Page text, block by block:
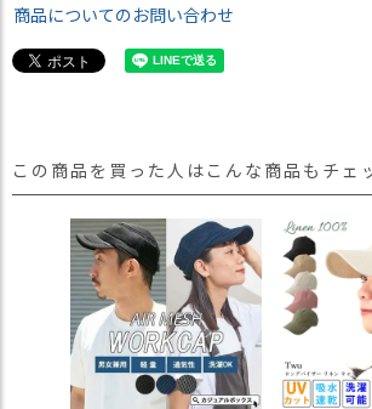
商品についてのお問い合わせ
この商品を買った人はこんな商品もチェ